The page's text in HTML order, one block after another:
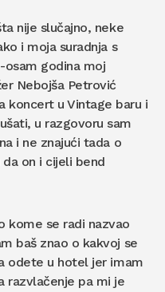
nije slučajno, neke
i moja suradnja s
osam godina moj
Nebojša Petrović
koncert u Vintage baru i
u razgovoru sam
i ne znajući tada o
on i cijeli bend
kome se radi nazvao
baš znao o kakvoj se
odete u hotel jer imam
razvlačenje pa mi je